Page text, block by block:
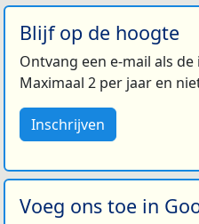
Blijf op de hoogte
Ontvang een e-mail als
Maximaal 2 per jaar en
Inschrijven
Voeg ons toe in